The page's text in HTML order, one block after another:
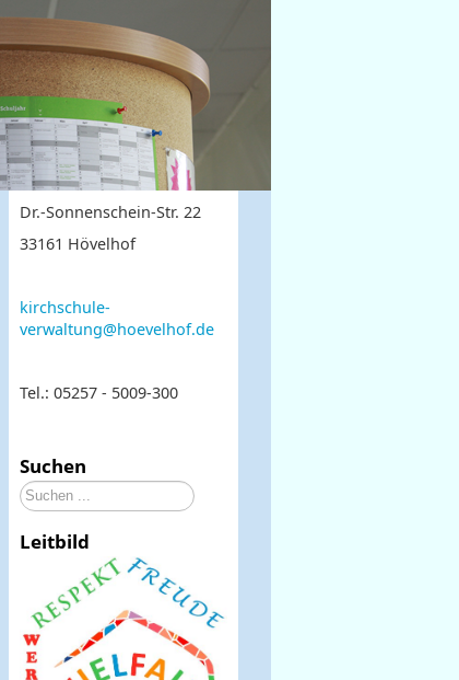
Dr.-Sonnenschein-Str. 22
33161 Hövelhof
kirchschule-
verwaltung@hoevelhof.de
Tel.: 05257 - 5009-300
Suchen
Suchen
...
Leitbild